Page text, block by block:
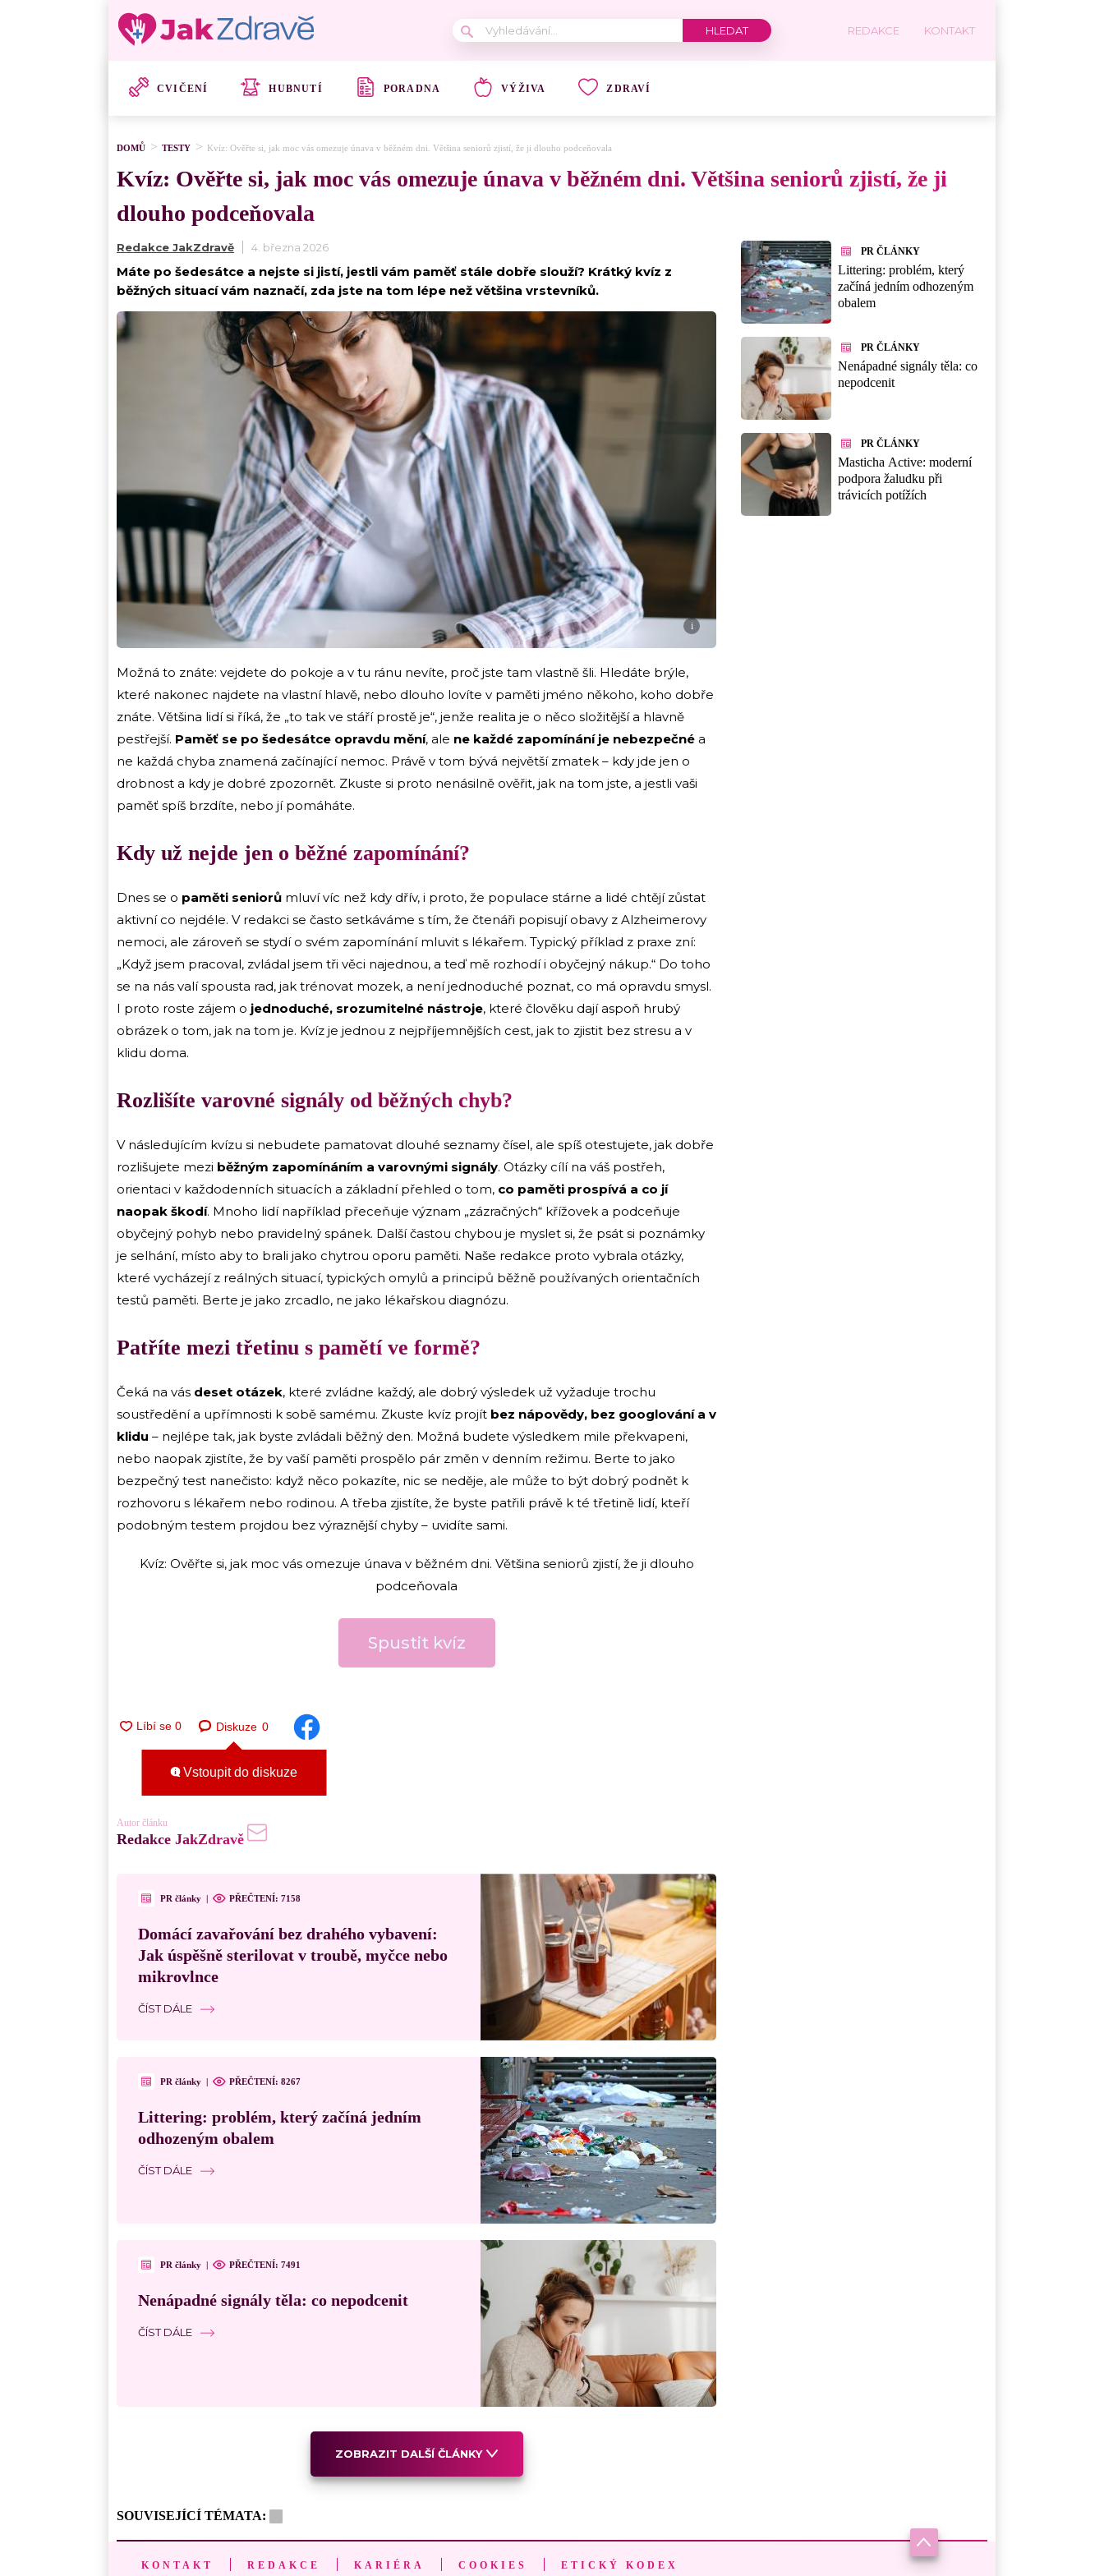
REDAKCE KONTAKT
CVIČENÍ HUBNUTÍ PORADNA VÝŽIVA ZDRAVÍ
DOMŮ TESTY Kvíz: Ověřte si, jak moc vás omezuje únava v běžném dni. Většina seniorů zjistí, že ji dlouho podceňovala
Kvíz: Ověřte si, jak moc vás omezuje únava v běžném dni. Většina seniorů zjistí, že ji
dlouho podceňovala
Redakce JakZdravě 4. března 2026
Máte po šedesátce a nejste si jistí, jestli vám paměť stále dobře slouží? Krátký kvíz z
běžných situací vám naznačí, zda jste na tom lépe než většina vrstevníků.
i
Možná to znáte: vejdete do pokoje a v tu ránu nevíte, proč jste tam vlastně šli. Hledáte brýle,
které nakonec najdete na vlastní hlavě, nebo dlouho lovíte v paměti jméno někoho, koho dobře
znáte. Většina lidí si říká, že „to tak ve stáří prostě je“, jenže realita je o něco složitější a hlavně
pestřejší. Paměť se po šedesátce opravdu mění, ale ne každé zapomínání je nebezpečné a
ne každá chyba znamená začínající nemoc. Právě v tom bývá největší zmatek – kdy jde jen o
drobnost a kdy je dobré zpozornět. Zkuste si proto nenásilně ověřit, jak na tom jste, a jestli vaši
paměť spíš brzdíte, nebo jí pomáháte.
Kdy už nejde jen o běžné zapomínání?
Dnes se o paměti seniorů mluví víc než kdy dřív, i proto, že populace stárne a lidé chtějí zůstat
aktivní co nejdéle. V redakci se často setkáváme s tím, že čtenáři popisují obavy z Alzheimerovy
nemoci, ale zároveň se stydí o svém zapomínání mluvit s lékařem. Typický příklad z praxe zní:
„Když jsem pracoval, zvládal jsem tři věci najednou, a teď mě rozhodí i obyčejný nákup.“ Do toho
se na nás valí spousta rad, jak trénovat mozek, a není jednoduché poznat, co má opravdu smysl.
I proto roste zájem o jednoduché, srozumitelné nástroje, které člověku dají aspoň hrubý
obrázek o tom, jak na tom je. Kvíz je jednou z nejpříjemnějších cest, jak to zjistit bez stresu a v
klidu doma.
Rozlišíte varovné signály od běžných chyb?
V následujícím kvízu si nebudete pamatovat dlouhé seznamy čísel, ale spíš otestujete, jak dobře
rozlišujete mezi běžným zapomínáním a varovnými signály. Otázky cílí na váš postřeh,
orientaci v každodenních situacích a základní přehled o tom, co paměti prospívá a co jí
naopak škodí. Mnoho lidí například přeceňuje význam „zázračných“ křížovek a podceňuje
obyčejný pohyb nebo pravidelný spánek. Další častou chybou je myslet si, že psát si poznámky
je selhání, místo aby to brali jako chytrou oporu paměti. Naše redakce proto vybrala otázky,
které vycházejí z reálných situací, typických omylů a principů běžně používaných orientačních
testů paměti. Berte je jako zrcadlo, ne jako lékařskou diagnózu.
Patříte mezi třetinu s pamětí ve formě?
Čeká na vás deset otázek, které zvládne každý, ale dobrý výsledek už vyžaduje trochu
soustředění a upřímnosti k sobě samému. Zkuste kvíz projít bez nápovědy, bez googlování a v
klidu – nejlépe tak, jak byste zvládali běžný den. Možná budete výsledkem mile překvapeni,
nebo naopak zjistíte, že by vaší paměti prospělo pár změn v denním režimu. Berte to jako
bezpečný test nanečisto: když něco pokazíte, nic se neděje, ale může to být dobrý podnět k
rozhovoru s lékařem nebo rodinou. A třeba zjistíte, že byste patřili právě k té třetině lidí, kteří
podobným testem projdou bez výraznější chyby – uvidíte sami.
Kvíz: Ověřte si, jak moc vás omezuje únava v běžném dni. Většina seniorů zjistí, že ji dlouho
podceňovala
Spustit kvíz
Diskuze 0
Vstoupit do diskuze
Autor článku
Redakce JakZdravě
PR články | PŘEČTENÍ: 7158
Domácí zavařování bez drahého vybavení:
Jak úspěšně sterilovat v troubě, myčce nebo
mikrovlnce
ČÍST DÁLE
PR články | PŘEČTENÍ: 8267
Littering: problém, který začíná jedním
odhozeným obalem
ČÍST DÁLE
PR články | PŘEČTENÍ: 7491
Nenápadné signály těla: co nepodcenit
ČÍST DÁLE
ZOBRAZIT DALŠÍ ČLÁNKY
SOUVISEJÍCÍ TÉMATA:
PR ČLÁNKY
Littering: problém, který
začíná jedním odhozeným
obalem
PR ČLÁNKY
Nenápadné signály těla: co
nepodcenit
PR ČLÁNKY
Masticha Active: moderní
podpora žaludku při
trávicích potížích
KONTAKT REDAKCE KARIÉRA COOKIES ETICKÝ KODEX